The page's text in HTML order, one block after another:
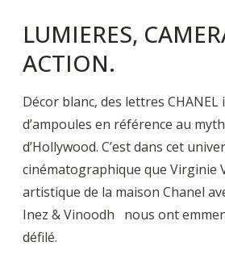
LUMIERES,
ACTION.
Décor blanc, des lettres CHANEL
d’ampoules en référence au
d’Hollywood. C’est dans cet
cinématographique que Virginie
artistique de la maison Chanel
Inez & Vinoodh nous ont
défilé.